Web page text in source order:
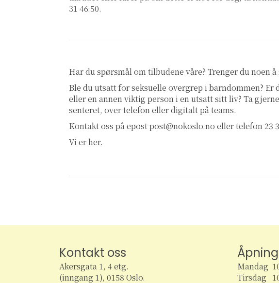
31 46 50.
Har du spørsmål om tilbudene våre? Trenger du noen å
Ble du utsatt for seksuelle overgrep i barndommen?
eller en annen viktig person i en utsatt sitt liv? Ta
senteret, over telefon eller digitalt på teams.
Kontakt oss på epostpost@nokoslo.no eller telefon 23
Vi er her.
Kontakt oss
Akersgata 1, 4 etg.
(inngang 1), 0158 Oslo.
Mandag
Tirsdag